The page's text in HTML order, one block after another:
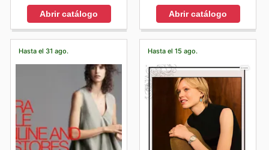
Abrir catálogo Abrir catálogo
Hasta el 31 ago. Hasta el 15 ago.